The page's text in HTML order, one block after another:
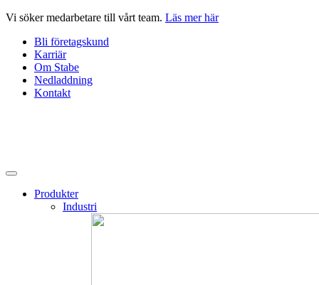
Hoppa
innehåll
Vi söker medarbetare till vårt team. Läs mer här
Bli företagskund
Karriär
Om Stabe
Nedladdning
Kontakt
Produkter
Industri